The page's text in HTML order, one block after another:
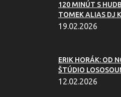
120 MINÚT S
TOMEK ALIAS DJ
19.02.2026
ERIK HORÁK: OD
ŠTÚDIO
12.02.2026